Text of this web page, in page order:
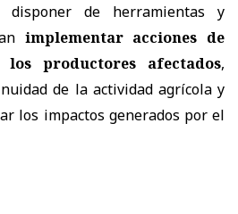
disponer de herramientas y
implementar acciones de
productores afectados,
de la actividad agrícola y
los impactos generados por el